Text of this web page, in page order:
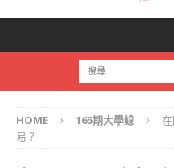
HOME 165期大學線
易？